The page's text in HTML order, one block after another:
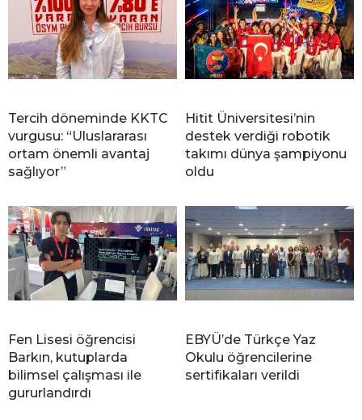
Tercih döneminde KKTC
vurgusu: “Uluslararası
ortam önemli avantaj
sağlıyor”
Hitit Üniversitesi’nin
destek verdiği robotik
takımı dünya şampiyonu
oldu
Fen Lisesi öğrencisi
Barkın, kutuplarda
bilimsel çalışması ile
gururlandırdı
EBYÜ’de Türkçe Yaz
Okulu öğrencilerine
sertifikaları verildi